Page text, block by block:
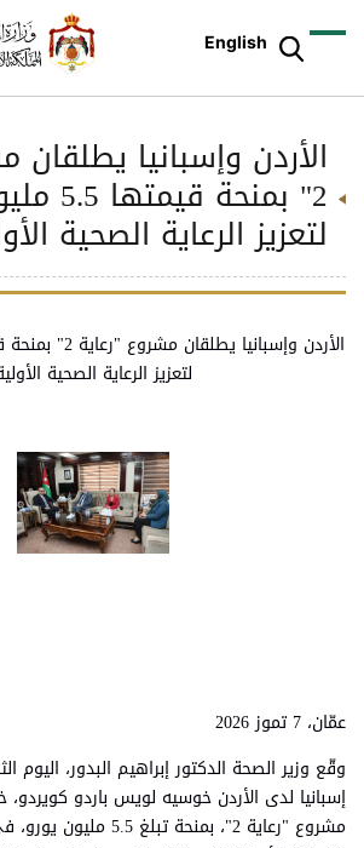
English
الأردن وإسبانيا يطلقان
2"
لتعزيز الرعاية الصحية
لتعزيز الرعاية الصحية
عمّان، 7 تموز 2026
وقّع وزير الصحة الدكتور إبراهيم البدور، اليوم
إسبانيا لدى الأردن خوسيه لويس باردو كويردو،
مشروع "رعاية 2"، بمنحة